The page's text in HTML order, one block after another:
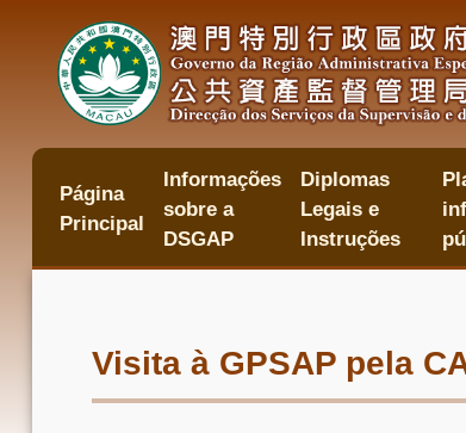
conteúdo
Página
Principal
Informações
sobre a
DSGAP
Diplomas
Legais e
Instruções
Visita à GPSAP pela